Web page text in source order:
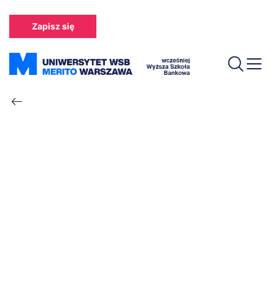
treści
Zapisz się
Ścieżka